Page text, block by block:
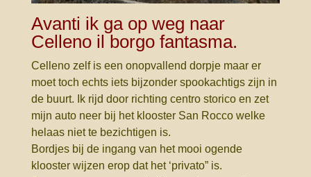
Avanti ik ga op weg naar
Celleno il borgo fantasma.
Celleno zelf is een onopvallend dorpje maar er
moet toch echts iets bijzonder spookachtigs zijn in
de buurt. Ik rijd door richting centro storico en zet
mijn auto neer bij het klooster San Rocco welke
helaas niet te bezichtigen is.
Bordjes bij de ingang van het mooi ogende
klooster wijzen erop dat het ‘privato” is.